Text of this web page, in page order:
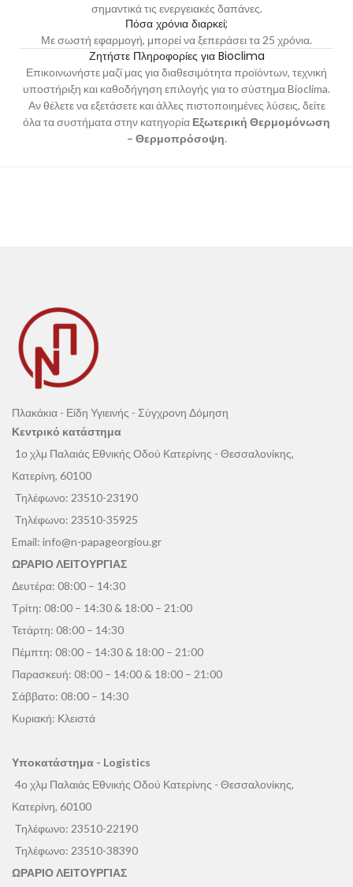
σημαντικά τις ενεργειακές δαπάνες.
Πόσα χρόνια διαρκεί;
Με σωστή εφαρμογή, μπορεί να ξεπεράσει τα 25 χρόνια.
Ζητήστε Πληροφορίες για Bioclima
Επικοινωνήστε μαζί μας για διαθεσιμότητα προϊόντων, τεχνική
υποστήριξη και καθοδήγηση επιλογής για το σύστημα Bioclima.
Αν θέλετε να εξετάσετε και άλλες πιστοποιημένες λύσεις, δείτε
όλα τα συστήματα στην κατηγορία Εξωτερική Θερμομόνωση
– Θερμοπρόσοψη.
Πλακάκια - Είδη Υγιεινής - Σύγχρονη Δόμηση
Κεντρικό κατάστημα
1ο χλμ Παλαιάς Εθνικής Οδού Κατερίνης - Θεσσαλονίκης,
Κατερίνη, 60100
Τηλέφωνο: 23510-23190
Τηλέφωνο: 23510-35925
Email: info@n-papageorgiou.gr
ΩΡΑΡΙΟ ΛΕΙΤΟΥΡΓΙΑΣ
Δευτέρα: 08:00 – 14:30
Τρίτη: 08:00 – 14:30 & 18:00 – 21:00
Τετάρτη: 08:00 – 14:30
Πέμπτη: 08:00 – 14:30 & 18:00 – 21:00
Παρασκευή: 08:00 – 14:00 & 18:00 – 21:00
Σάββατο: 08:00 – 14:30
Κυριακή: Κλειστά
Υποκατάστημα - Logistics
4ο χλμ Παλαιάς Εθνικής Οδού Κατερίνης - Θεσσαλονίκης,
Κατερίνη, 60100
Τηλέφωνο: 23510-22190
Τηλέφωνο: 23510-38390
ΩΡΑΡΙΟ ΛΕΙΤΟΥΡΓΙΑΣ